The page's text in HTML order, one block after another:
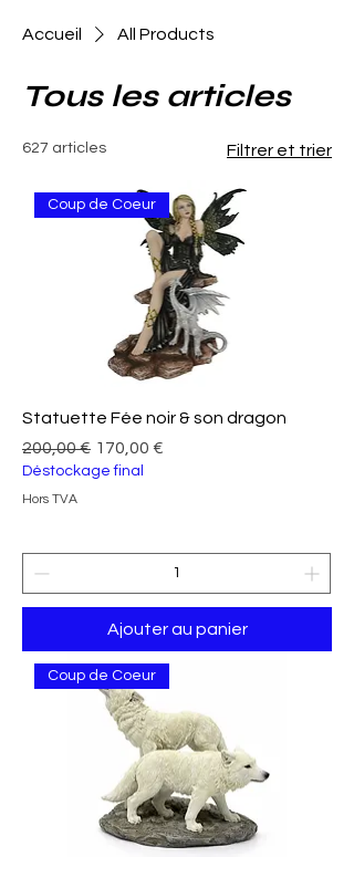
Accueil All Products
Tous les articles
627 articles Filtrer et trier
Coup de Coeur
Statuette Fée noir & son dragon
Prix original
200,00 € Prix promotionnel
170,00 €
Déstockage final
Hors TVA
Ajouter au panier
Coup de Coeur